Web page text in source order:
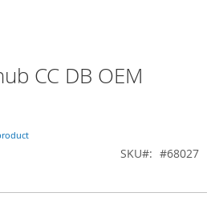
CC DB OEM
SKU #68027